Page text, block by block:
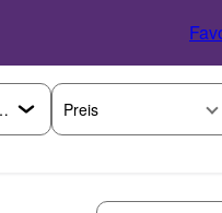
Preis